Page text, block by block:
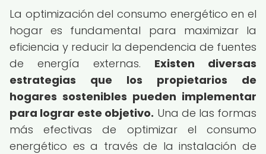
La optimización del consumo energético en el
hogar es fundamental para maximizar la
eficiencia y reducir la dependencia de fuentes
de energía externas. Existen diversas
estrategias que los propietarios de
hogares sostenibles pueden implementar
para lograr este objetivo. Una de las formas
más efectivas de optimizar el consumo
energético es a través de la instalación de